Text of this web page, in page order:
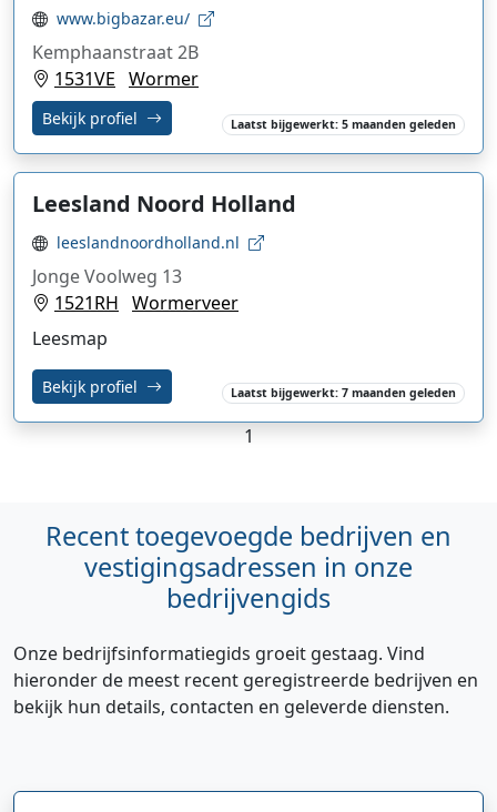
www.bigbazar.eu/
Kemphaanstraat 2B
1531VE Wormer
Bekijk profiel Laatst bijgewerkt: 5 maanden geleden
Leesland Noord Holland
leeslandnoordholland.nl
Jonge Voolweg 13
1521RH Wormerveer
Leesmap
Bekijk profiel Laatst bijgewerkt: 7 maanden geleden
1
Recent toegevoegde bedrijven en
vestigingsadressen in onze
bedrijvengids
Onze bedrijfsinformatiegids groeit gestaag. Vind
hieronder de meest recent geregistreerde bedrijven en
bekijk hun details, contacten en geleverde diensten.